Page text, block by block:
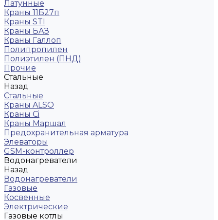
Латунные
Краны 11Б27п
Краны STI
Краны БАЗ
Краны Галлоп
Полипропилен
Полиэтилен (ПНД)
Прочие
Стальные
Назад
Стальные
Краны ALSO
Краны Ci
Краны Маршал
Предохранительная арматура
Элеваторы
GSM-контроллер
Водонагреватели
Назад
Водонагреватели
Газовые
Косвенные
Электрические
Газовые котлы